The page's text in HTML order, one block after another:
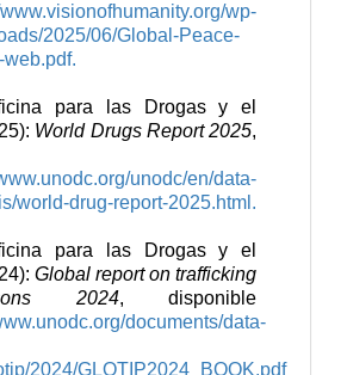
wp-
2025/06/Global-Peace-
web.pdf.
para las Drogas y el
World Drugs Report 2025,
unodc/en/data-
world-drug-report-2025.html.
para las Drogas y el
Global report on trafficking
2024,disponible
documents/data-
2024/GLOTIP2024_BOOK.pdf